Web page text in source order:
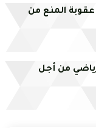
المنع من
من أجل